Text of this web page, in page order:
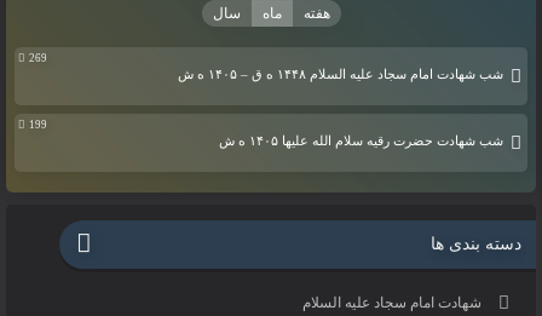
269
شب شهادت امام سجاد علیه السلام ۱۴۴۸ ه ق – ۱۴۰۵ ه ش
199
شب شهادت حضرت رقیه سلام الله علیها ۱۴۰۵ ه ش
دسته بندی ها
شهادت امام سجاد علیه السلام